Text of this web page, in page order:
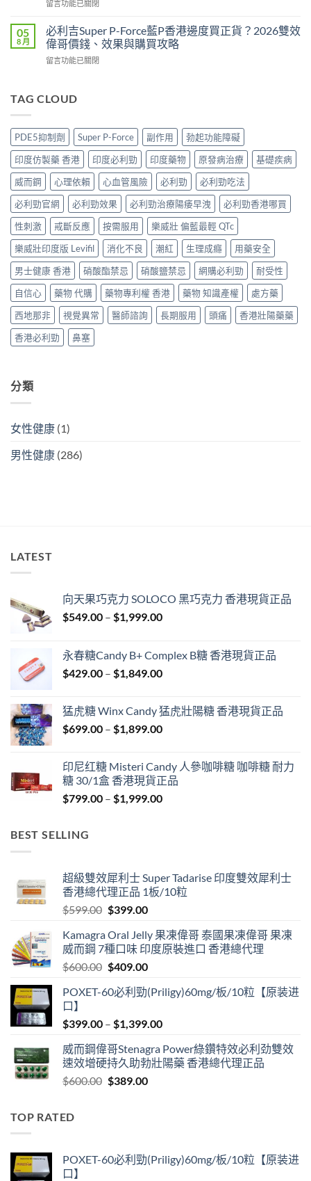
港
買
攻
略
凍
薦）〉
中
邊
好？
2026
果、
持
完
整
對
比〉
藥
港
邊
度
買
全？
購
攻
略：
貨
付
款
點
＋
3
招
辨
別
真
假〉
中
在
威
壯
印
度
邊
正
貨？
2026
價
錢、
效
果
與
買
攻
略〉
中
留言功能已關閉
05
8 月
必利吉Super P-Force藍P香港邊度買正貨？2026雙效
偉哥價錢、效果與購買攻略
在
吉
Force
藍
P
香
港
邊
度
買
貨？
2026
雙
效
偉
價
錢、
效
果
留言功能已關閉
TAG CLOUD
PDE5抑制劑 Super P-Force 副作用
勃起功能障礙
印度仿製藥 香港
印度必利勁 印度藥物 原發病治療
基礎疾病
威而鋼
心理依賴 心血管風險 必利勁
必利勁吃法
必利勁官網
必利勁效果 必利勁治療陽痿早洩
必利勁香港哪買
性刺激
戒斷反應 按需服用
樂威壯 偏藍最輕 QTc
樂威壯印度版 Levifil
消化不良 潮紅 生理成癮
用藥安全
男士健康 香港
硝酸酯禁忌 硝酸鹽禁忌 網購必利勁
耐受性
自信心
藥物 代購 藥物專利權 香港 藥物 知識產權
處方藥
西地那非
視覺異常 醫師諮詢 長期服用 頭痛
香港壯陽藥藥
香港必利勁
鼻塞
分類
女性健康 (1)
男性健康 (286)
LATEST
向天果巧克力 SOLOCO 黑巧克力 香港現貨正品
$549.00 – $1,999.00Price
through
$1,999.00
永春糖Candy B+ Complex B糖 香港現貨正品
$429.00 – $1,849.00Price
through
$1,849.00
猛虎糖 Winx Candy 猛虎壯陽糖 香港現貨正品
$699.00 – $1,899.00Price
through
$1,899.00
印尼红糖 Misteri Candy 人參咖啡糖 咖啡糖 耐力
糖 30/1盒 香港現貨正品
$799.00 – $1,999.00Price
BEST SELLING
超級雙效犀利士 Super Tadarise 印度雙效犀利士
香港總代理正品 1板/10粒
$599.00 Original
was:
$599.00.
$399.00Current
is:
$399.00.
Kamagra Oral Jelly 果凍偉哥 泰國果凍偉哥 果凍
威而鋼 7種口味 印度原裝進口 香港總代理
$600.00 Original
was:
$409.00Current
is:
POXET-60必利勁(Priligy)60mg/板/10粒【原装进
口】
$399.00 – $1,399.00Price
$399.00
through
威而鋼偉哥Stenagra Power綠鑽特效必利劲雙效
速效增硬持久助勃壯陽藥 香港總代理正品
$600.00 Original
$389.00Current
TOP RATED
POXET-60必利勁(Priligy)60mg/板/10粒【原装进
口】